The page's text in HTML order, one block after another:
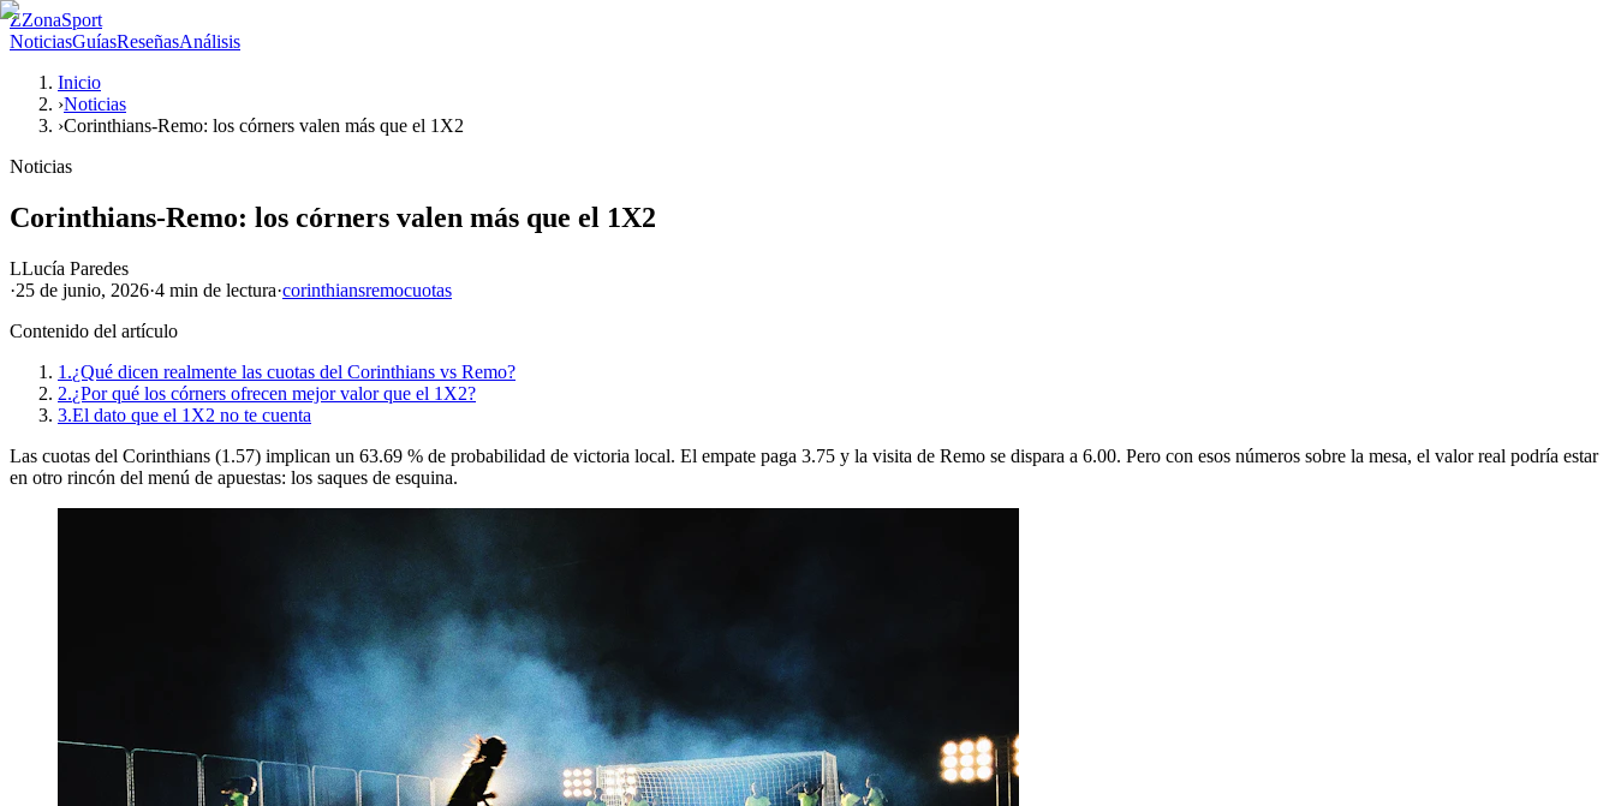
ZZonaSport
NoticiasGuíasReseñasAnálisis
Inicio
›Noticias
›Corinthians-Remo: los córners valen más que el 1X2
Noticias
Corinthians-Remo: los córners valen más que el 1X2
LLucía Paredes
·25 de junio, 2026·4 min de lectura·corinthiansremocuotas
Contenido del artículo
1.¿Qué dicen realmente las cuotas del Corinthians vs Remo?
2.¿Por qué los córners ofrecen mejor valor que el 1X2?
3.El dato que el 1X2 no te cuenta
Las cuotas del Corinthians (1.57) implican un 63.69 % de probabilidad de victoria local. El empate paga 3.75 y la visita de Remo se dispara a 6.00. Pero con esos números sobre la mesa, el valor real podría estar
en otro rincón del menú de apuestas: los saques de esquina.